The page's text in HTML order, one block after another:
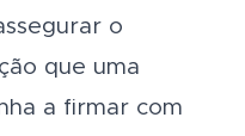
o
que uma
a firmar com